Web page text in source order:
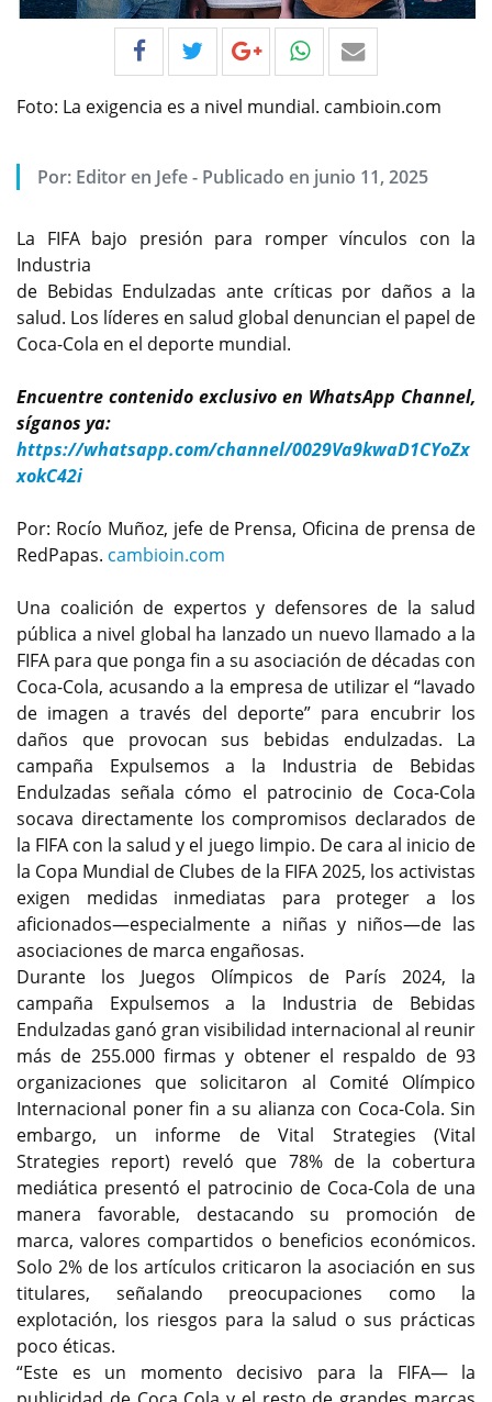
Foto: La exigencia es a nivel mundial. cambioin.com
Por: Editor en Jefe- Publicado en junio 11, 2025
La FIFA bajo presión para romper vínculos con la
Industria
de Bebidas Endulzadas ante críticas por daños a la
salud. Los líderes en salud global denuncian el papel de
Coca-Cola en el deporte mundial.
Encuentre contenido exclusivo en WhatsApp Channel,
síganos ya:
https://whatsapp.com/channel/0029Va9kwaD1CYoZx
xokC42i
Por: Rocío Muñoz, jefe de Prensa, Oficina de prensa de
RedPapas. cambioin.com
Una coalición de expertos y defensores de la salud
pública a nivel global ha lanzado un nuevo llamado a la
FIFA para que ponga fin a su asociación de décadas con
Coca-Cola, acusando a la empresa de utilizar el “lavado
de imagen a través del deporte” para encubrir los
daños que provocan sus bebidas endulzadas. La
campaña Expulsemos a la Industria de Bebidas
Endulzadas señala cómo el patrocinio de Coca-Cola
socava directamente los compromisos declarados de
la FIFA con la salud y el juego limpio. De cara al inicio de
la Copa Mundial de Clubes de la FIFA 2025, los activistas
exigen medidas inmediatas para proteger a los
aficionados—especialmente a niñas y niños—de las
asociaciones de marca engañosas.
Durante los Juegos Olímpicos de París 2024, la
campaña Expulsemos a la Industria de Bebidas
Endulzadas ganó gran visibilidad internacional al reunir
más de 255.000 firmas y obtener el respaldo de 93
organizaciones que solicitaron al Comité Olímpico
Internacional poner fin a su alianza con Coca-Cola. Sin
embargo, un informe de Vital Strategies (Vital
Strategies report) reveló que 78% de la cobertura
mediática presentó el patrocinio de Coca-Cola de una
manera favorable, destacando su promoción de
marca, valores compartidos o beneficios económicos.
Solo 2% de los artículos criticaron la asociación en sus
titulares, señalando preocupaciones como la
explotación, los riesgos para la salud o sus prácticas
poco éticas.
“Este es un momento decisivo para la FIFA— la